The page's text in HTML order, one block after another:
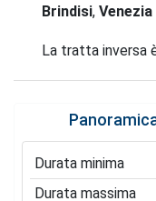
Brindisi, Venezia
La tratta inversa
Durata minima
Durata massima